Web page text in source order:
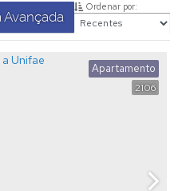
Ordenar por:
2106
Apartamento